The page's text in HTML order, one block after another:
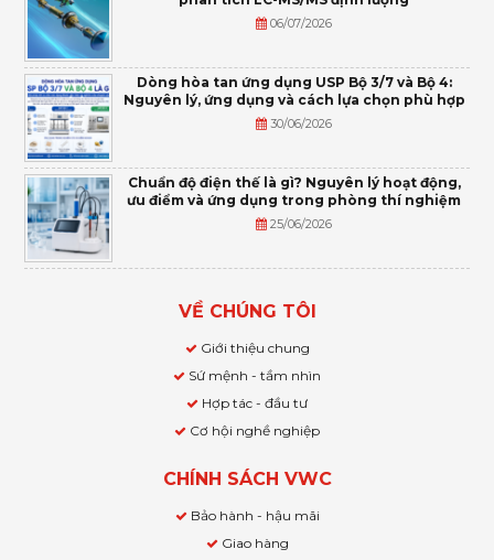
06/07/2026
Dòng hòa tan ứng dụng USP Bộ 3/7 và Bộ 4:
Nguyên lý, ứng dụng và cách lựa chọn phù hợp
30/06/2026
Chuẩn độ điện thế là gì? Nguyên lý hoạt động,
ưu điểm và ứng dụng trong phòng thí nghiệm
25/06/2026
VỀ CHÚNG TÔI
Giới thiệu chung
Sứ mệnh - tầm nhìn
Hợp tác - đầu tư
Cơ hội nghề nghiệp
CHÍNH SÁCH VWC
Bảo hành - hậu mãi
Giao hàng